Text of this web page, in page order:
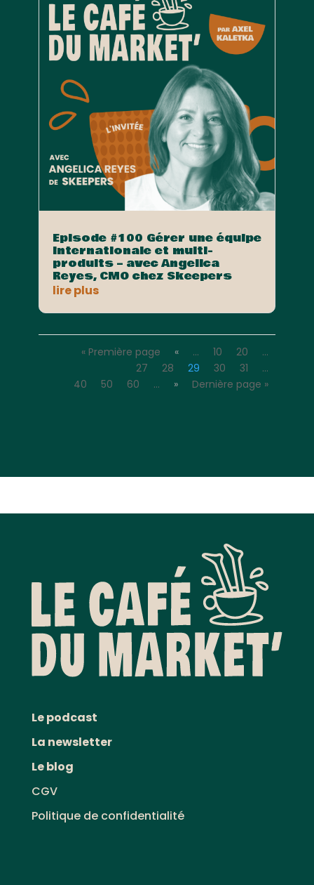
Episode #100 Gérer une équipe
internationale et multi-
produits – avec Angelica
Reyes, CMO chez Skeepers
lire plus
« Première page « … 10 20
…
27
28 29 30 31
…
40
50 60 … » Dernière page »
Le podcast
La newsletter
Le blog
CGV
Politique de confidentialité